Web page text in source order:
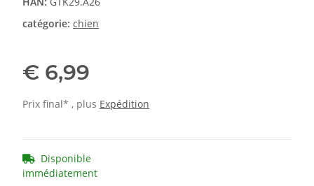
catégorie: chien
€ 6,99
Prix final* , plus Expédition
Disponible
immédiatement